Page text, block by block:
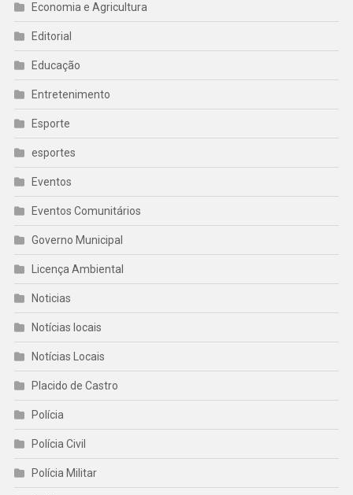
Economia e Agricultura
Editorial
Educação
Entretenimento
Esporte
esportes
Eventos
Eventos Comunitários
Governo Municipal
Licença Ambiental
Noticias
Notícias locais
Notícias Locais
Placido de Castro
Polícia
Polícia Civil
Polícia Militar